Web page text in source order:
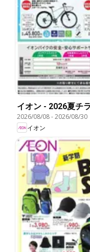
イオン - 2026夏チ
2026/08/08-2026/08/30
イオン